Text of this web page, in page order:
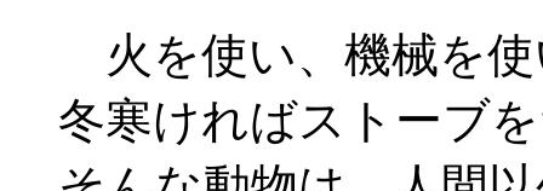
火を使い、機械を使
冬寒ければストーブ